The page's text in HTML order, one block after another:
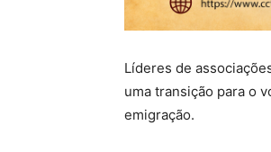
Líderes de
uma transição para o
emigração.